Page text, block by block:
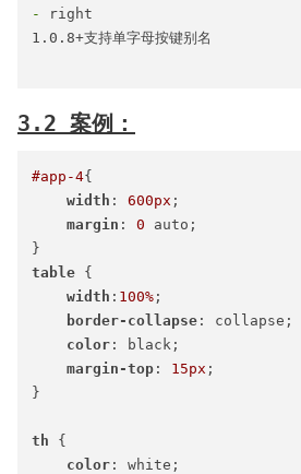
-
right
1.0.8+支持单字母按键别名
3.2 案例：
#app-4{
width : 600px ;
margin : 0 auto;
table {
width : 100% ;
border-collapse : collapse;
color : black;
margin-top : 15px ;
}
th {
color : white;